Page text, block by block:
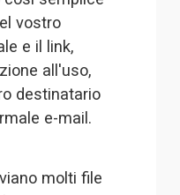
vostro
e il link,
all'uso,
destinatario
e-mail.
molti file